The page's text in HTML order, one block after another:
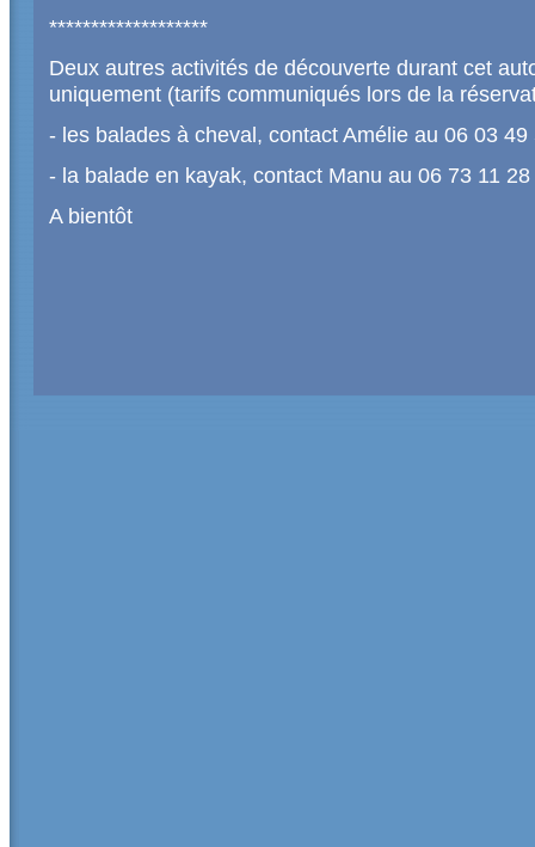
*******************
Deux autres activités de découverte durant cet
uniquement (tarifs communiqués lors de la
- les balades à cheval, contact Amélie au 06 03 49
- la balade en kayak, contact Manu au 06 73 11 28
A bientôt